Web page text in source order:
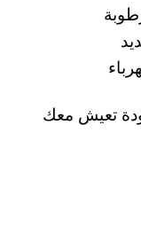
تعيش معك